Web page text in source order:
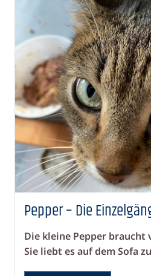
Pepper – Die
Die kleine Pepper braucht
Sie liebt es auf dem Sofa